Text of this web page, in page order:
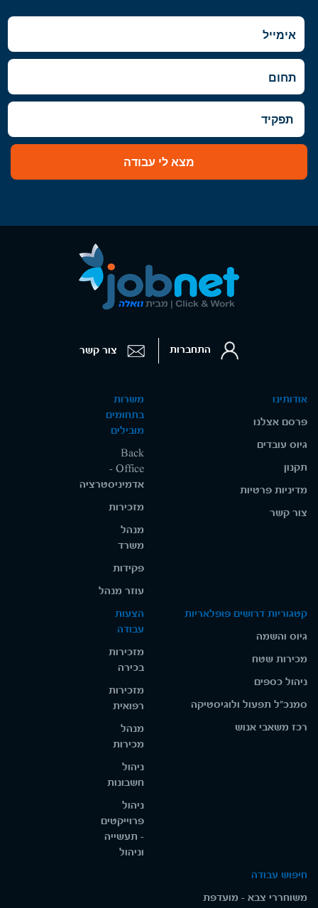
מצא לי עבודה
אודותינו
פרסם אצלנו
גיוס עובדים
תקנון
מדיניות פרטיות
צור קשר
משרות
בתחומים
מובילים
Back
Office -
אדמיניסטרציה
מזכירות
מנהל
משרד
פקידות
עוזר מנהל
קטגוריות דרושים פופלאריות
גיוס והשמה
מכירות שטח
ניהול כספים
סמנכ"ל תפעול ולוגיסטיקה
רכז משאבי אנוש
הצעות
עבודה
מזכירות
בכירה
מזכירות
רפואית
מנהל
מכירות
ניהול
חשבונות
ניהול
פרוייקטים
- תעשייה
וניהול
חיפוש עבודה
משוחררי צבא - מועדפת